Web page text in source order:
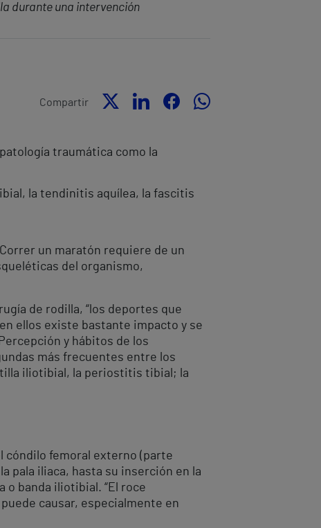
durante una intervención
Compartir
traumática como la
la tendinitis aquílea, la fascitis
un maratón requiere de un
del organismo,
de rodilla, “los deportes que
ellos existe bastante impacto y se
y hábitos de los
más frecuentes entre los
iliotibial, la periostitis tibial; la
cóndilo femoral externo (parte
pala iliaca, hasta su inserción en la
banda iliotibial. “El roce
causar, especialmente en